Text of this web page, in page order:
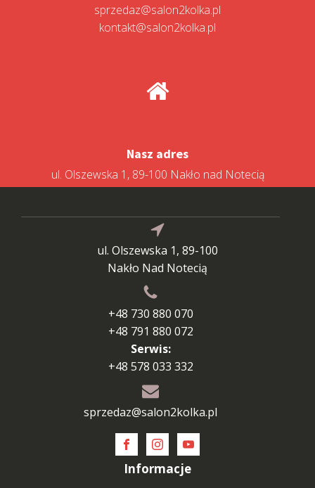
sprzedaz@salon2kolka.pl
kontakt@salon2kolka.pl
Nasz adres
ul. Olszewska 1, 89-100 Nakło nad Notecią
ul. Olszewska 1, 89-100
Nakło Nad Notecią
+48 730 880 070
+48 791 880 072
Serwis:
+48 578 033 332
sprzedaz@salon2kolka.pl
Informacje